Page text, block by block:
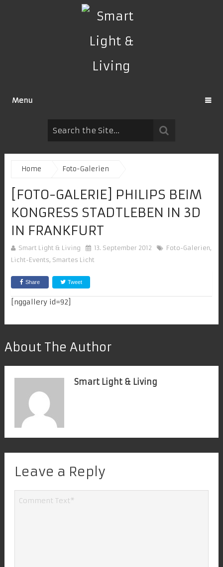
Menu
Home Foto-Galerien
[FOTO-GALERIE] PHILIPS BEIM
KONGRESS STADTLEBEN IN 3D
IN FRANKFURT
Smart Light & Living 13. September 2012 Foto-Galerien,
Licht-Events, Smartes Licht
Share Tweet
[nggallery id=92]
About The Author
Smart Light & Living
Leave a Reply